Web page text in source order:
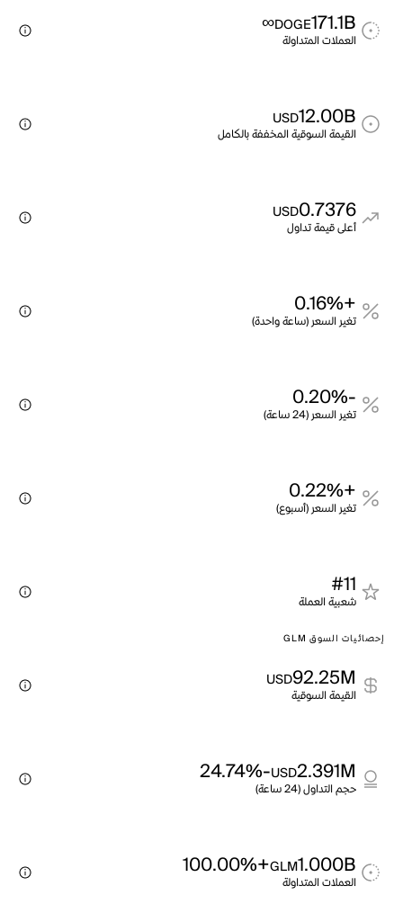
171.1B
DOGE
∞
العملات المتداولة
12.00B
USD
القيمة السوقية المخففة بالكامل
0.7376
USD
أعلى قيمة تداول
+0.16%
تغير السعر (ساعة واحدة)
-0.20%
تغير السعر (24 ساعة)
+0.22%
تغير السعر (أسبوع)
#11
شعبية العملة
إحصائيات السوق GLM
92.25M
USD
القيمة السوقية
2.391M
USD
-24.74%
حجم التداول (24 ساعة)
1.000B
GLM
+100.00%
العملات المتداولة